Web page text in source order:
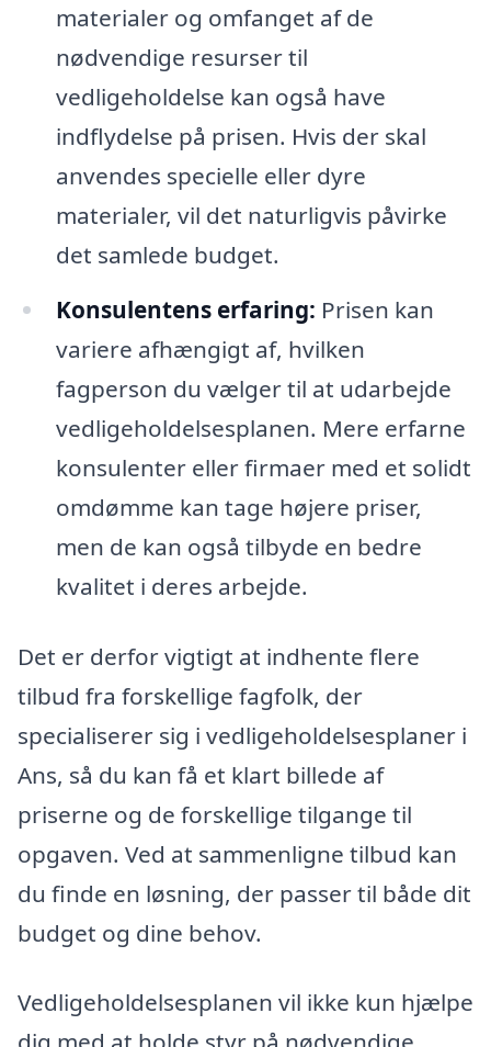
materialer og omfanget af de
nødvendige resurser til
vedligeholdelse kan også have
indflydelse på prisen. Hvis der skal
anvendes specielle eller dyre
materialer, vil det naturligvis påvirke
det samlede budget.
Konsulentens erfaring: Prisen kan
variere afhængigt af, hvilken
fagperson du vælger til at udarbejde
vedligeholdelsesplanen. Mere erfarne
konsulenter eller firmaer med et solidt
omdømme kan tage højere priser,
men de kan også tilbyde en bedre
kvalitet i deres arbejde.
Det er derfor vigtigt at indhente flere
tilbud fra forskellige fagfolk, der
specialiserer sig i vedligeholdelsesplaner i
Ans, så du kan få et klart billede af
priserne og de forskellige tilgange til
opgaven. Ved at sammenligne tilbud kan
du finde en løsning, der passer til både dit
budget og dine behov.
Vedligeholdelsesplanen vil ikke kun hjælpe